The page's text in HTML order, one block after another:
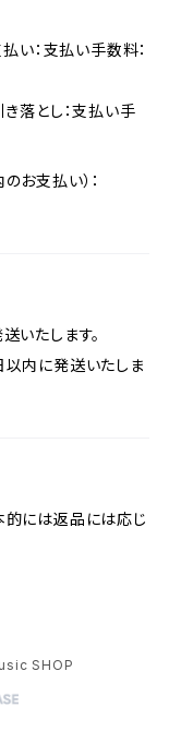
い：支払い手数料：
落とし：支払い手
お支払い）：
いたします。
内に発送いたしま
的には返品には応じ
SHOP